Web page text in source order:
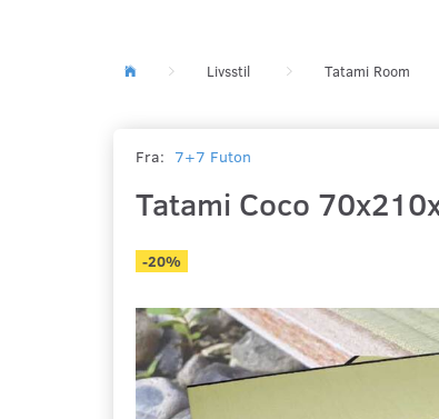
Livsstil Tatami Room
Fra: 7+7 Futon
Tatami Coco
-20%